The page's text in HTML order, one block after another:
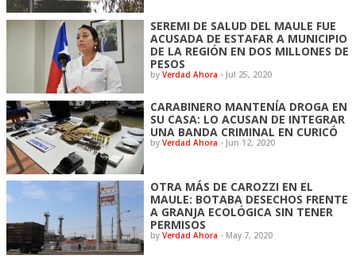
SEREMI DE SALUD DEL MAULE FUE
ACUSADA DE ESTAFAR A MUNICIPIO
DE LA REGIÓN EN DOS MILLONES DE
PESOS
byVerdad Ahora - Jul 25, 2020
CARABINERO MANTENÍA DROGA EN
SU CASA: LO ACUSAN DE INTEGRAR
UNA BANDA CRIMINAL EN CURICÓ
byVerdad Ahora - Jun 12, 2020
OTRA MÁS DE CAROZZI EN EL
MAULE: BOTABA DESECHOS FRENTE
A GRANJA ECOLÓGICA SIN TENER
PERMISOS
byVerdad Ahora - May 7, 2020